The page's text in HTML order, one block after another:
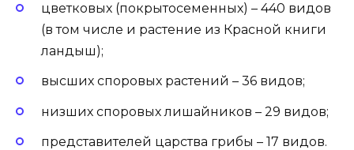
цветковых (покрытосеменных) – 440 видов
(в том числе и растение из Красной книги
ландыш);
высших споровых растений – 36 видов;
низших споровых лишайников – 29 видов;
представителей царства грибы – 17 видов.